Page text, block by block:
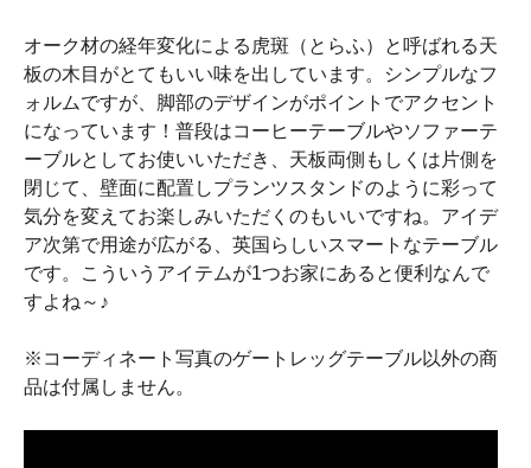
オーク材の経年変化による虎斑（とらふ）と呼ばれる天
板の木目がとてもいい味を出しています。シンプルなフ
ォルムですが、脚部のデザインがポイントでアクセント
になっています！普段はコーヒーテーブルやソファーテ
ーブルとしてお使いいただき、天板両側もしくは片側を
閉じて、壁面に配置しプランツスタンドのように彩って
気分を変えてお楽しみいただくのもいいですね。アイデ
ア次第で用途が広がる、英国らしいスマートなテーブル
です。こういうアイテムが1つお家にあると便利なんで
すよね～♪
※コーディネート写真のゲートレッグテーブル以外の商
品は付属しません。